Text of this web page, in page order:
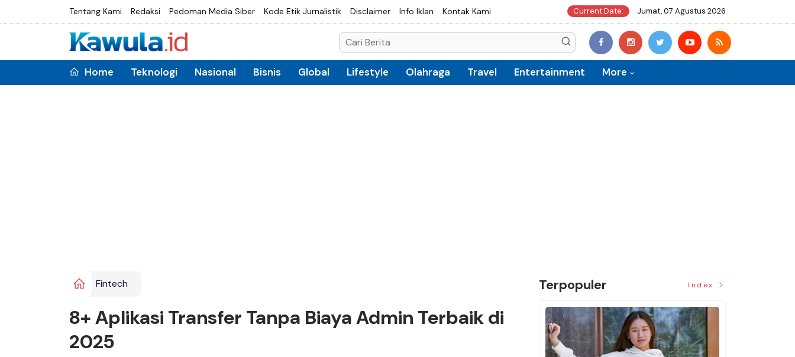
Tentang Kami Redaksi Pedoman Media Siber Kode Etik Jurnalistik Disclaimer Info Iklan Kontak Kami Current Date: Jumat, 07 Agustus 2026
Home Teknologi Nasional Bisnis Global Lifestyle Olahraga Travel Entertainment More
Fintech
8+ Aplikasi Transfer Tanpa Biaya Admin Terbaik di
2025
Terpopuler Index